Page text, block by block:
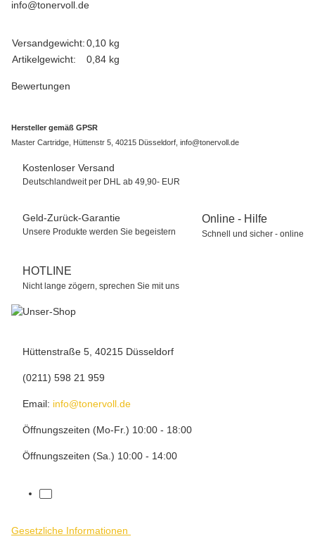
info@tonervoll.de
Produkteigenschaft
Wert
Versandgewicht:0,10 kg
Artikelgewicht:
0,84 kg
Bewertungen
Hersteller gemäß GPSR
Master Cartridge, Hüttenstr 5, 40215 Düsseldorf, info@tonervoll.de
Kostenloser Versand
Deutschlandweit per DHL ab 49,90- EUR
Geld-Zurück-Garantie
Unsere Produkte werden Sie begeistern
Online - Hilfe
Schnell und sicher - online
HOTLINE
Nicht lange zögern, sprechen Sie mit uns
Hüttenstraße 5, 40215 Düsseldorf
(0211) 598 21 959
Email: info@tonervoll.de
Öffnungszeiten (Mo-Fr.) 10:00 - 18:00
Öffnungszeiten (Sa.) 10:00 - 14:00
facebook
Gesetzliche Informationen